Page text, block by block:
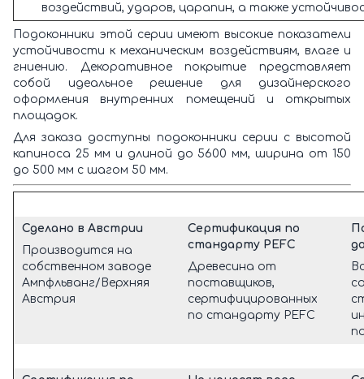
воздействий, ударов, царапин, а также
Подоконники этой серии имеют высокие показатели
устойчивости к механическим воздействиям, влаге и
гниению. Декоративное покрытие представляет
собой идеальное решение для дизайнерского
оформления внутренних помещений и открытых
площадок.
Для заказа доступны подоконники серии с высотой
капиноса 25 мм и длиной до 5600 мм, ширина от 150
до 500 мм с шагом 50 мм.
Сделано в Австрии
Производится на
собственном заводе
Ампфльванг/Верхняя
Австрия
Сертификация по
стандарту PEFC
Древесина от
поставщиков,
сертифицированных
по стандарту PEFC